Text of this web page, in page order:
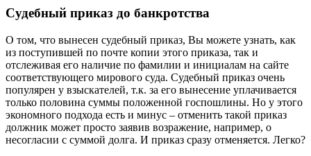
Судебный приказ до банкротства
О том, что вынесен судебный приказ, Вы можете узнать, как
из поступившей по почте копии этого приказа, так и
отслеживая его наличие по фамилии и инициалам на сайте
соответствующего мирового суда. Судебный приказ очень
популярен у взыскателей, т.к. за его вынесение уплачивается
только половина суммы положенной госпошлины. Но у этого
экономного подхода есть и минус – отменить такой приказ
должник может просто заявив возражение, например, о
несогласии с суммой долга. И приказ сразу отменяется. Легко?